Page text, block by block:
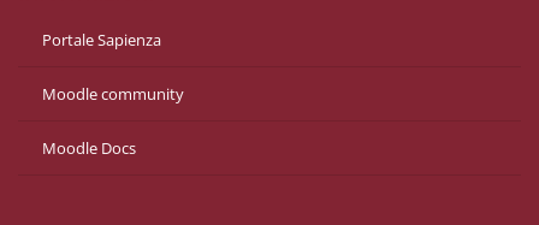
Portale Sapienza
Moodle community
Moodle Docs